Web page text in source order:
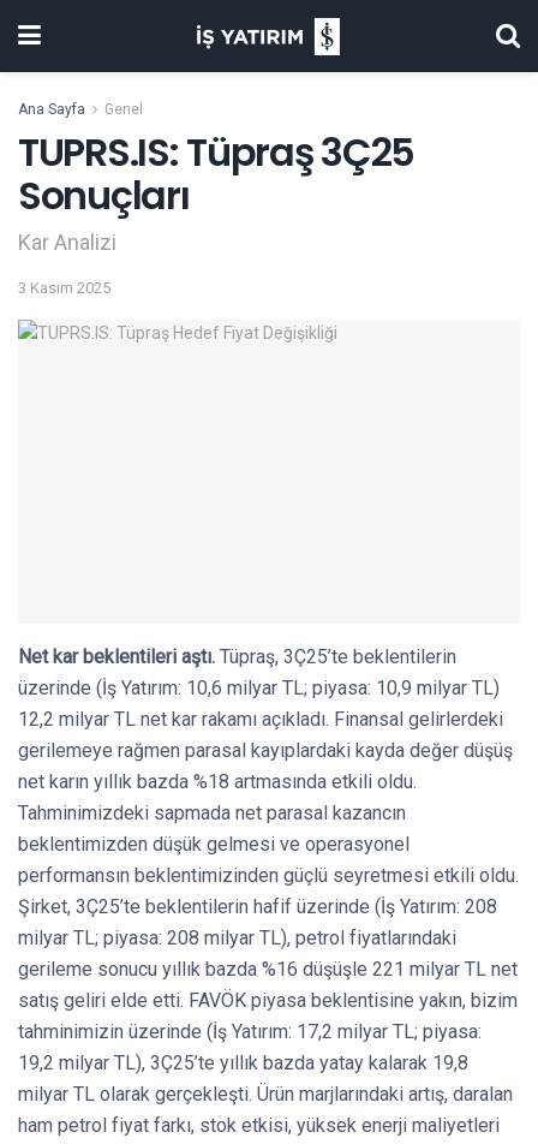
Ana Sayfa Genel
TUPRS.IS: Tüpraş 3Ç25
Sonuçları
Kar Analizi
3 Kasım 2025
Net kar beklentileri aştı. Tüpraş, 3Ç25’te beklentilerin
üzerinde (İş Yatırım: 10,6 milyar TL; piyasa: 10,9 milyar TL)
12,2 milyar TL net kar rakamı açıkladı. Finansal gelirlerdeki
gerilemeye rağmen parasal kayıplardaki kayda değer düşüş
net karın yıllık bazda %18 artmasında etkili oldu.
Tahminimizdeki sapmada net parasal kazancın
beklentimizden düşük gelmesi ve operasyonel
performansın beklentimizinden güçlü seyretmesi etkili oldu.
Şirket, 3Ç25’te beklentilerin hafif üzerinde (İş Yatırım: 208
milyar TL; piyasa: 208 milyar TL), petrol fiyatlarındaki
gerileme sonucu yıllık bazda %16 düşüşle 221 milyar TL net
satış geliri elde etti. FAVÖK piyasa beklentisine yakın, bizim
tahminimizin üzerinde (İş Yatırım: 17,2 milyar TL; piyasa:
19,2 milyar TL), 3Ç25’te yıllık bazda yatay kalarak 19,8
milyar TL olarak gerçekleşti. Ürün marjlarındaki artış, daralan
ham petrol fiyat farkı, stok etkisi, yüksek enerji maliyetleri